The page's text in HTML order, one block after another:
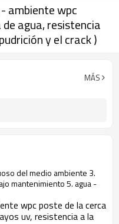
ambiente wpc
agua, resistencia
y el crack )
MÁS
del medio ambiente 3.
mantenimiento 5. agua -
wpc poste de la cerca
uv, resistencia a la